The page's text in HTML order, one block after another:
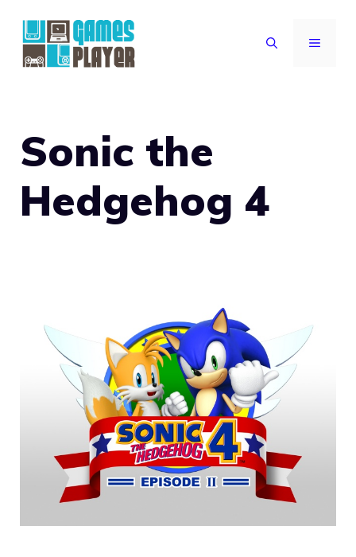
contenuto
MENU
Sonic the
Hedgehog 4